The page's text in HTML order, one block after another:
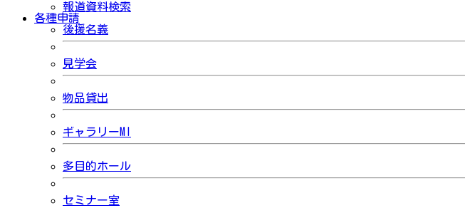
報道資料検索
各種申請
後援名義
見学会
物品貸出
ギャラリーMI
多目的ホール
セミナー室